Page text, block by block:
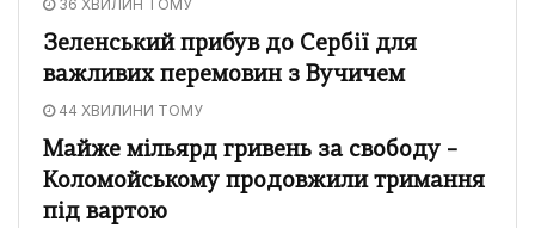
36 ХВИЛИН ТОМУ
Зеленський прибув до Сербії для
важливих перемовин з Вучичем
44 ХВИЛИНИ ТОМУ
Майже мільярд гривень за свободу –
Коломойському продовжили тримання
під вартою